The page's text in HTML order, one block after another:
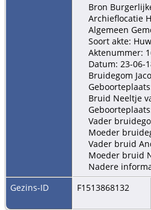
Bron
Archieflocatie
Algemeen
Soort akte:
Aktenummer:
Datum: 23-06-
Bruidegom
Bruid Neeltje
Vader
Moeder
Vader bruid
Moeder bruid
Nadere
Gezins-ID
F1513868132